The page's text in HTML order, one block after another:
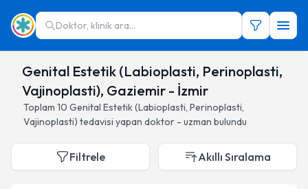
Doktor, klinik ara...
Genital Estetik (Labioplasti, Perinoplasti,
Vajinoplasti), Gaziemir - İzmir
Toplam 10 Genital Estetik (Labioplasti, Perinoplasti,
Vajinoplasti) tedavisi yapan doktor - uzman bulundu
Filtrele Akıllı Sıralama